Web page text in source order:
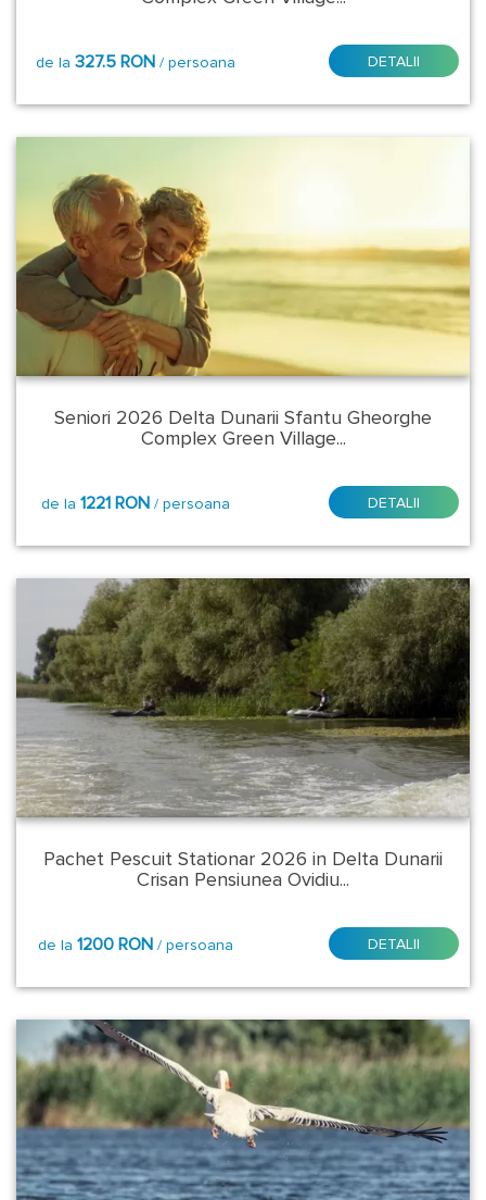
completa
de la 327.5 RON / persoana DETALII
Seniori 2026 Delta Dunarii Sfantu Gheorghe
Complex Green Village...
de la 1221 RON / persoana DETALII
Pachet Pescuit Stationar 2026 in Delta Dunarii
Crisan Pensiunea Ovidiu...
de la 1200 RON / persoana DETALII